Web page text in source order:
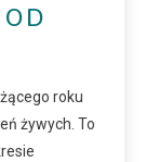
roku
żywych. To